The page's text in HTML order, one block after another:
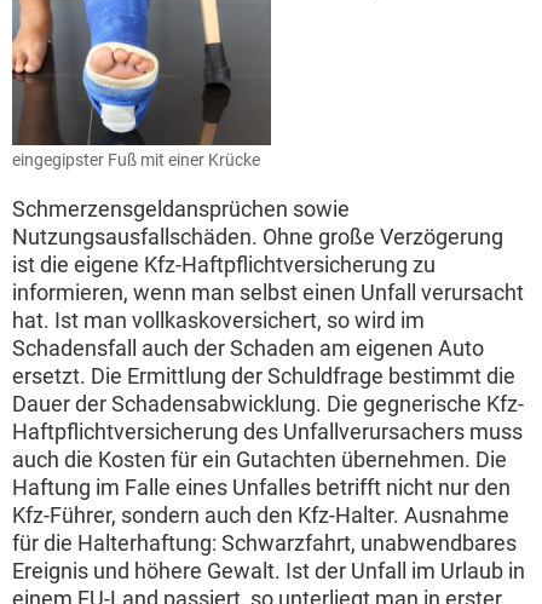
eingegipster Fuß mit einer Krücke
Schmerzensgeldansprüchen sowie
Nutzungsausfallschäden. Ohne große Verzögerung
ist die eigene Kfz-Haftpflichtversicherung zu
informieren, wenn man selbst einen Unfall verursacht
hat. Ist man vollkaskoversichert, so wird im
Schadensfall auch der Schaden am eigenen Auto
ersetzt. Die Ermittlung der Schuldfrage bestimmt die
Dauer der Schadensabwicklung. Die gegnerische Kfz-
Haftpflichtversicherung des Unfallverursachers muss
auch die Kosten für ein Gutachten übernehmen. Die
Haftung im Falle eines Unfalles betrifft nicht nur den
Kfz-Führer, sondern auch den Kfz-Halter. Ausnahme
für die Halterhaftung: Schwarzfahrt, unabwendbares
Ereignis und höhere Gewalt. Ist der Unfall im Urlaub in
einem EU-Land passiert, so unterliegt man in erster